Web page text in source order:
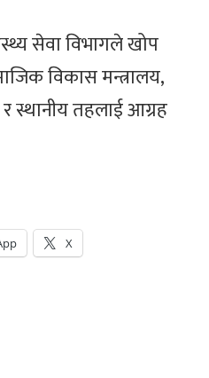
सेवा विभागले खोप
विकास मन्त्रालय,
स्थानीय तहलाई आग्रह
X